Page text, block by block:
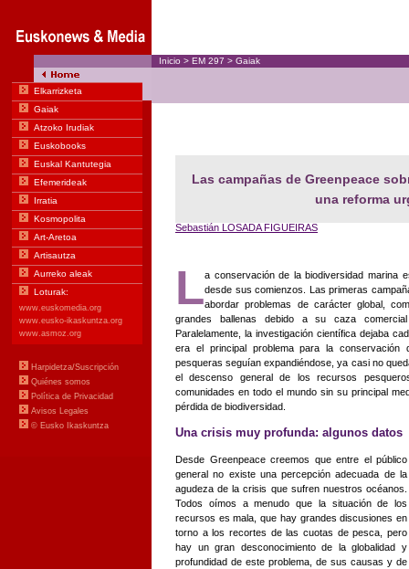
Las campañas de Greenpeace
una reforma
Sebastián LOSADA FIGUEIRAS
La conservación de la biodiversidad marina
desde sus comienzos. Las primeras
abordar problemas de carácter global,
grandes ballenas debido a su caza
Paralelamente, la investigación científica dejaba
era el principal problema para la
pesqueras seguían expandiéndose, ya casi no
el descenso general de los recursos
comunidades en todo el mundo sin su principal
pérdida de biodiversidad.
Una crisis muy profunda: algunos datos
Desde Greenpeace creemos que entre el público
general no existe una percepción adecuada de la
agudeza de la crisis que sufren nuestros océanos.
Todos oímos a menudo que la situación de los
recursos es mala, que hay grandes discusiones en
torno a los recortes de las cuotas de pesca, pero
hay un gran desconocimiento de la globalidad y
profundidad de este problema, de sus causas y de
Inicio > EM 297 > Gaiak